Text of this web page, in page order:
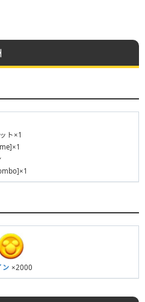
ト×1
ン ×2000